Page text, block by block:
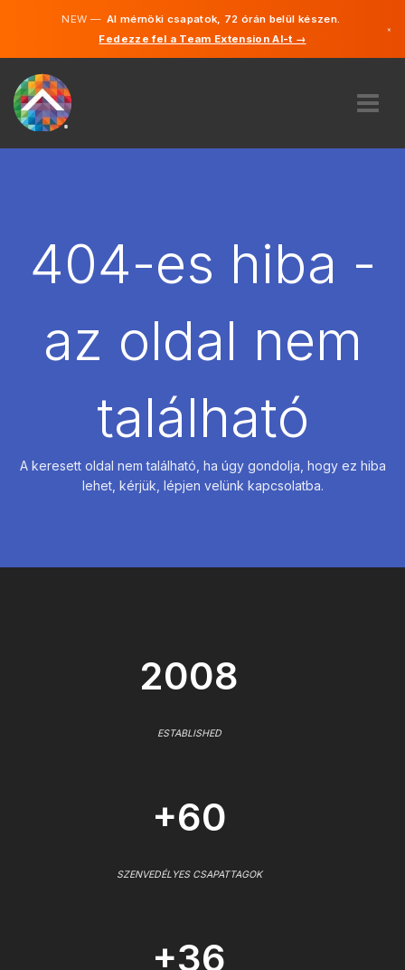
NEW —AI mérnöki csapatok, 72 órán belül készen.
Fedezze fel a Team Extension AI-t →
×
BÉREL
404-es hiba -
az oldal nem
található
A keresett oldal nem található, ha úgy gondolja, hogy ez hiba
lehet, kérjük, lépjen velünk kapcsolatba.
2008
ESTABLISHED
+60
SZENVEDÉLYES CSAPATTAGOK
+36